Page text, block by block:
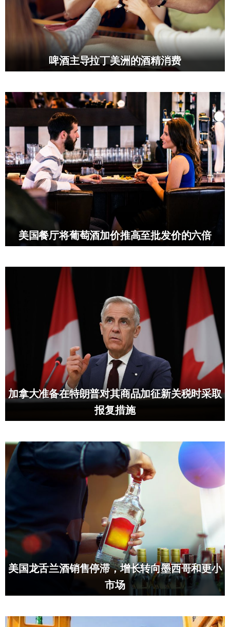
啤酒主导拉丁美洲的酒精消费
美国餐厅将葡萄酒加价推高至批发价的六倍
加拿大准备在特朗普对其商品加征新关税时采取
报复措施
美国龙舌兰酒销售停滞，增长转向墨西哥和更小
市场